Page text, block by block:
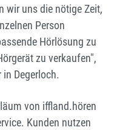
wir uns die nötige Zeit,
Person
Hörlösung zu
zu verkaufen",
Degerloch.
von iffland.hören
Kunden nutzen